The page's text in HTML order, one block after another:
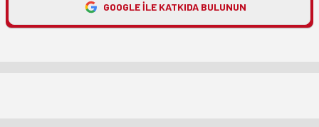
GOOGLE ILE KATKIDA BULUNUN